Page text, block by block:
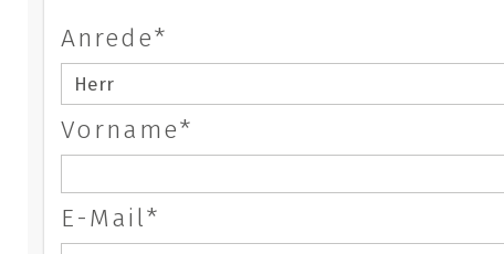
Anrede*
Vorname*
E-Mail*